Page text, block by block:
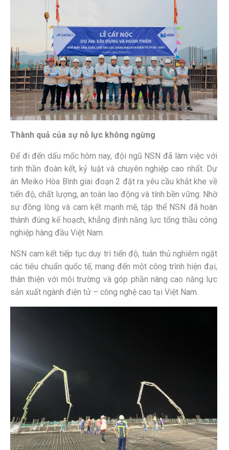
Thành quả của sự nỗ lực không ngừng
Để đi đến dấu mốc hôm nay, đội ngũ NSN đã làm việc với
tinh thần đoàn kết, kỷ luật và chuyên nghiệp cao nhất. Dự
án Meiko Hòa Bình giai đoạn 2 đặt ra yêu cầu khắt khe về
tiến độ, chất lượng, an toàn lao động và tính bền vững. Nhờ
sự đồng lòng và cam kết mạnh mẽ, tập thể NSN đã hoàn
thành đúng kế hoạch, khẳng định năng lực tổng thầu công
nghiệp hàng đầu Việt Nam.
NSN cam kết tiếp tục duy trì tiến độ, tuân thủ nghiêm ngặt
các tiêu chuẩn quốc tế, mang đến một công trình hiện đại,
thân thiện với môi trường và góp phần nâng cao năng lực
sản xuất ngành điện tử – công nghệ cao tại Việt Nam.